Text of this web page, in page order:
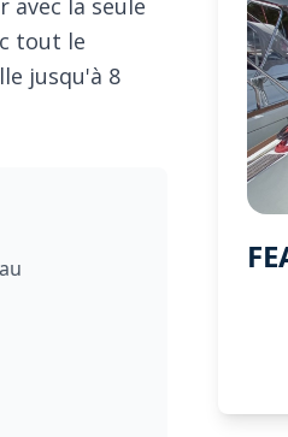
la seule
tout le
jusqu'à 8